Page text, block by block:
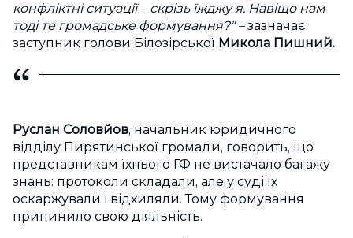
конфліктні ситуації – скрізь їжджу я. Навіщо нам
тоді те громадське формування?" –зазначає
заступник голови Білозірської Микола Пишний.
Руслан Соловйов, начальник юридичного
відділу Пирятинської громади, говорить, що
представникам їхнього ГФ не вистачало багажу
знань: протоколи складали, але у суді їх
оскаржували і відхиляли. Тому формування
припинило свою діяльність.